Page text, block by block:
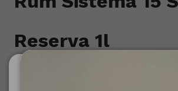
Reserva 1l
Št. izdelka: 7401005008122